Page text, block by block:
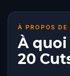
À PROPOS DE
À quoi
20